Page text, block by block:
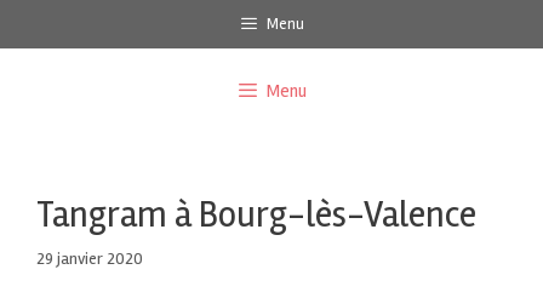
Menu
Menu
Tangram à Bourg-lès-Valence
29 janvier 2020